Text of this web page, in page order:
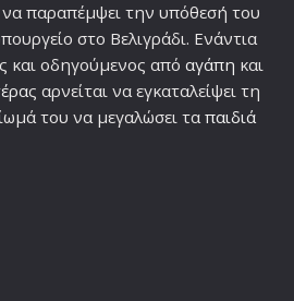
να παραπέμψει την υπόθεσή του
στο Βελιγράδι. Ενάντια
και οδηγούμενος από αγάπη και
ς αρνείται να εγκαταλείψει τη
του να μεγαλώσει ταπαιδιά